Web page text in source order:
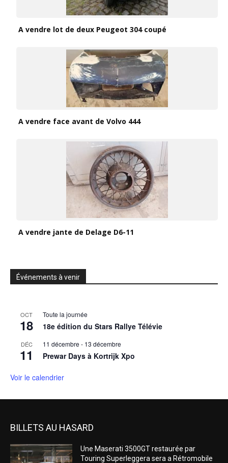
A vendre lot de deux Peugeot 304 coupé
A vendre face avant de Volvo 444
A vendre jante de Delage D6-11
Événements à venir
OCT
18
Toute la journée
18e édition du Stars Rallye Télévie
DÉC
11
11 décembre - 13 décembre
Prewar Days à Kortrijk Xpo
Voir le calendrier
BILLETS AU HASARD
Une Maserati 3500GT restaurée par
Touring Superleggera sera a Rétromobile